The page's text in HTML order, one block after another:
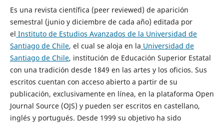
Es una revista científica (peer reviewed) de aparición
semestral (junio y diciembre de cada año) editada por
el Instituto de Estudios Avanzados de la Universidad de
Santiago de Chile, el cual se aloja en la Universidad de
Santiago de Chile, institución de Educación Superior Estatal
con una tradición desde 1849 en las artes y los oficios. Sus
escritos cuentan con acceso abierto a partir de su
publicación, exclusivamente en línea, en la plataforma Open
Journal Source (OJS) y pueden ser escritos en castellano,
inglés y portugués. Desde 1999 su objetivo ha sido